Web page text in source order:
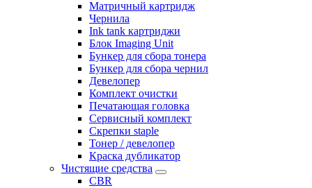
Матричный картридж
Чернила
Ink tank картриджи
Блок Imaging Unit
Бункер для сбора тонера
Бункер для сбора чернил
Девелопер
Комплект очистки
Печатающая головка
Сервисный комплект
Скрепки staple
Тонер / девелопер
Краска дубликатор
Чистящие средства
CBR